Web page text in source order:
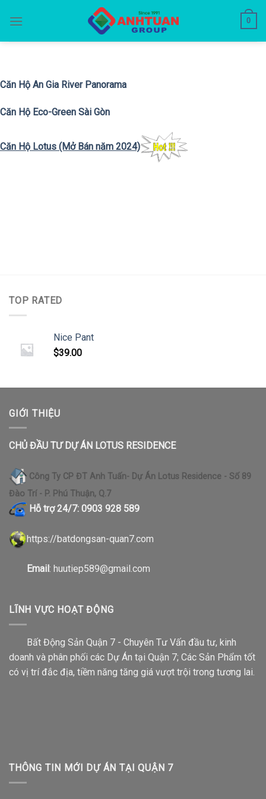
0
Căn Hộ An Gia River Panorama
Căn Hộ Eco-Green Sài Gòn
Căn Hộ Lotus (Mở Bán năm 2024)
TOP RATED
Nice Pant
$39.00
GIỚI THIỆU
CHỦ ĐẦU TƯ DỰ ÁN LOTUS RESIDENCE
Công Ty CP ĐT Anh Tuấn- Dự Án Lotus Residence - Số 89
Đào Trí - P. Phú Thuận, Q.7
Hỗ trợ 24/7: 0903 928 589
https://batdongsan-quan7.com
Email: huutiep589@gmail.com
LĨNH VỰC HOẠT ĐỘNG
Bất Động Sản Quận 7 - Chuyên Tư Vấn đầu tư, kinh
doanh và phân phối các Dự Án tại Quận 7; Các Sản Phẩm tốt
có vị trí đắc địa, tiềm năng tăng giá vượt trội trong tương lai.
THÔNG TIN MỚI DỰ ÁN TẠI QUẬN 7